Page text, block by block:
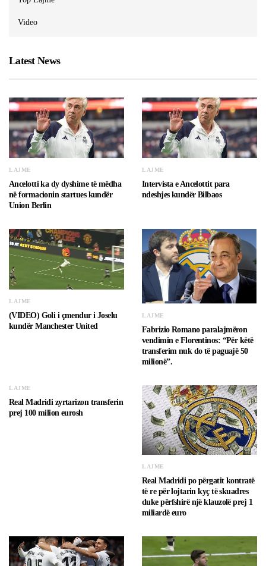
Video
Latest News
LAJME
Ancelotti ka dy dyshime të mëdha
në formacionin startues kundër
Union Berlin
LAJME
Intervista e Ancelottit para
ndeshjes kundër Bilbaos
LAJME
(VIDEO) Goli i çmendur i Joselu
kundër Manchester United
LAJME
Fabrizio Romano paralajmëron
vendimin e Florentinos: “Për këtë
transferim nuk do të paguajë 50
milionë”.
LAJME
Real Madridi zyrtarizon transferin
prej 100 milion eurosh
LAJME
Real Madridi po përgatit kontratë
të re për lojtarin kyç të skuadres
duke përfshirë një klauzolë prej 1
miliardë euro